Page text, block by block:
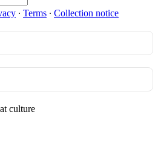
∙ Terms ∙ Collection notice
culture